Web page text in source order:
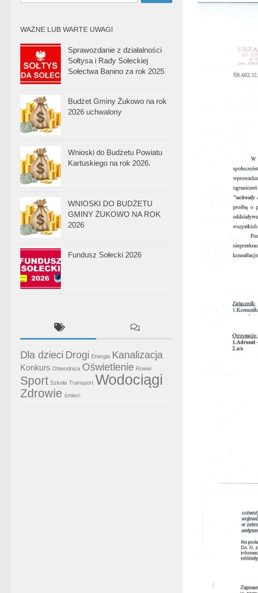
WAŻNE LUB WARTE UWAGI
Sprawozdanie z działalności
Sołtysa i Rady Sołeckiej
Sołectwa Banino za rok 2025
Budżet Gminy Żukowo na rok
2026 uchwalony
Wnioski do Budżetu Powiatu
Kartuskiego na rok 2026.
WNIOSKI DO BUDŻETU
GMINY ŻUKOWO NA ROK
2026
Fundusz Sołecki 2026
Dla dzieci Drogi Energia Kanalizacja
Konkurs Obwodnica Oświetlenie Rower
Sport Szkoła Transport Wodociągi
Zdrowie śmieci